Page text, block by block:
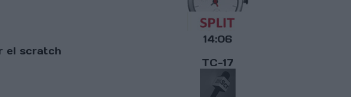
14:06
el scratch
TC-17